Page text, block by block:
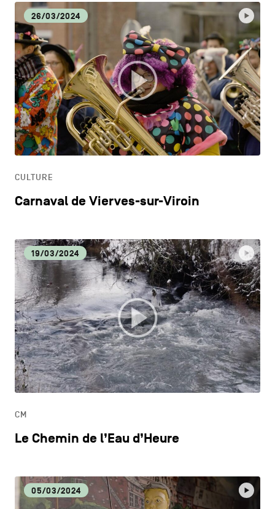
26/03/2024
CULTURE
Carnaval de Vierves-sur-Viroin
19/03/2024
CM
Le Chemin de l’Eau d’Heure
05/03/2024